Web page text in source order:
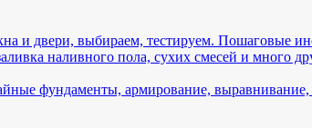
и двери, выбираем, тестируем. Пошаговые
наливного пола, сухих смесей и много
фундаменты, армирование, выравнивание,